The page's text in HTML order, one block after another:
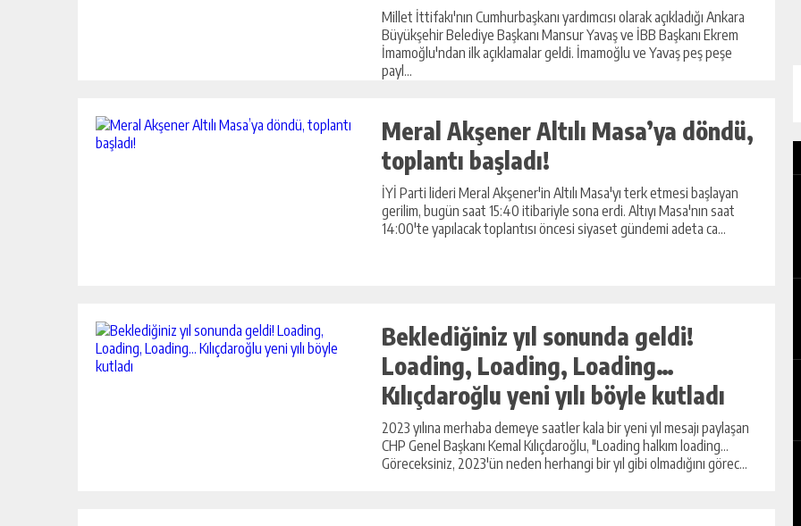
Millet İttifakı'nın Cumhurbaşkanı yardımcısı olarak açıkladığı Ankara
Büyükşehir Belediye Başkanı Mansur Yavaş ve İBB Başkanı Ekrem
İmamoğlu'ndan ilk açıklamalar geldi. İmamoğlu ve Yavaş peş peşe
payl...
Meral Akşener Altılı Masa’ya döndü,
toplantı başladı!
İYİ Parti lideri Meral Akşener'in Altılı Masa'yı terk etmesi başlayan
gerilim, bugün saat 15:40 itibariyle sona erdi. Altıyı Masa'nın saat
14:00'te yapılacak toplantısı öncesi siyaset gündemi adeta ca...
Beklediğiniz yıl sonunda geldi!
Loading, Loading, Loading…
Kılıçdaroğlu yeni yılı böyle kutladı
2023 yılına merhaba demeye saatler kala bir yeni yıl mesajı paylaşan
CHP Genel Başkanı Kemal Kılıçdaroğlu, "Loading halkım loading...
Göreceksiniz, 2023'ün neden herhangi bir yıl gibi olmadığını görec...